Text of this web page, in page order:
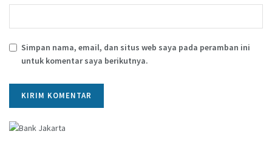
Simpan nama, email, dan situs web saya pada peramban ini
untuk komentar saya berikutnya.